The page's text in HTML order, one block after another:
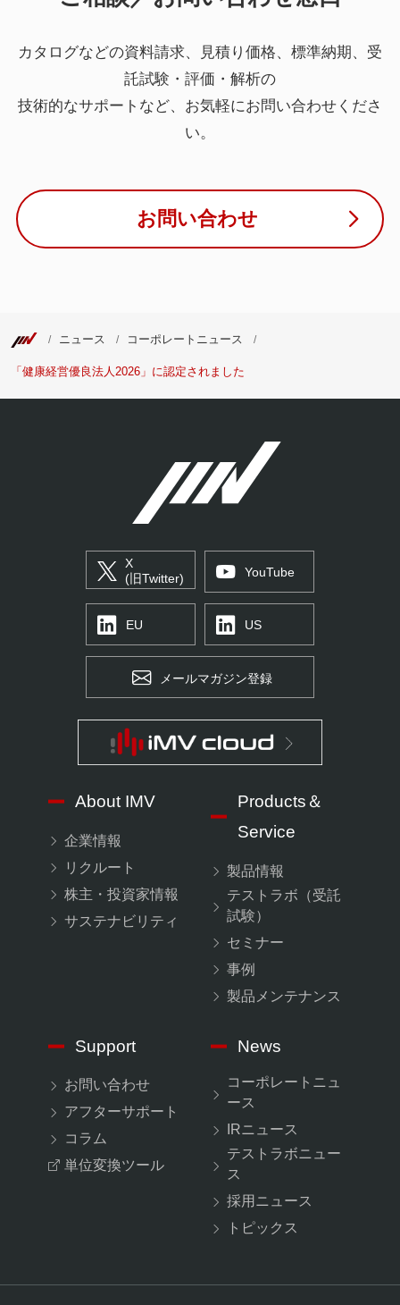
カタログなどの資料請求、見積り価格、標準納期、受
託試験・評価・解析の
技術的なサポートなど、お気軽にお問い合わせくださ
い。
お問い合わせ
ニュース コーポレートニュース
「健康経営優良法人2026」に認定されました
X
(旧Twitter)
YouTube
EU US
メールマガジン登録
About IMV
企業情報
リクルート
株主・投資家情報
サステナビリティ
Products＆
Service
製品情報
テストラボ（受託
試験）
セミナー
事例
製品メンテナンス
Support
お問い合わせ
アフターサポート
コラム
単位変換ツール
News
コーポレートニュ
ース
IRニュース
テストラボニュー
ス
採用ニュース
トピックス